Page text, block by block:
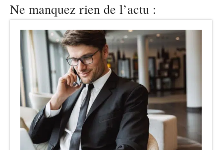
Ne manquez rien de l’actu :